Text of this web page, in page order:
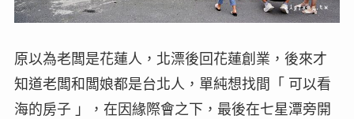
原以為老闆是花蓮人，北漂後回花蓮創業，後來才
知道老闆和闆娘都是台北人，單純想找間「 可以看
海的房子 」，在因緣際會之下，最後在七星潭旁開